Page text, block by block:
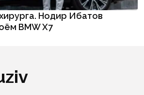
Нодир Ибатов
BMW X7